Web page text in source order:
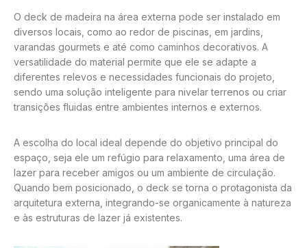
O deck de madeira na área externa pode ser instalado em
diversos locais, como ao redor de piscinas, em jardins,
varandas gourmets e até como caminhos decorativos. A
versatilidade do material permite que ele se adapte a
diferentes relevos e necessidades funcionais do projeto,
sendo uma solução inteligente para nivelar terrenos ou criar
transições fluidas entre ambientes internos e externos.
A escolha do local ideal depende do objetivo principal do
espaço, seja ele um refúgio para relaxamento, uma área de
lazer para receber amigos ou um ambiente de circulação.
Quando bem posicionado, o deck se torna o protagonista da
arquitetura externa, integrando-se organicamente à natureza
e às estruturas de lazer já existentes.